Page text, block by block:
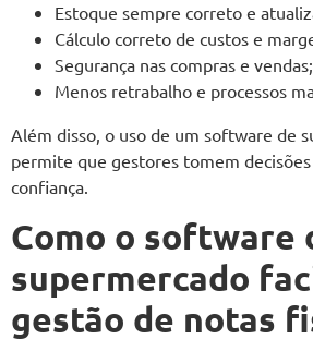
Estoque sempre correto e
Cálculo correto de custos e
Segurança nas compras e vendas;
Menos retrabalho e processos
Além disso, o uso de um software de
permite que gestores tomem
confiança.
Como o software
supermercado
gestão de notas